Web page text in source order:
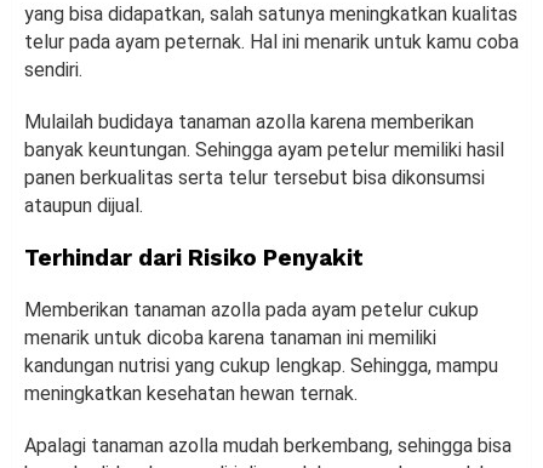
yang bisa didapatkan, salah satunya meningkatkan kualitas
telur pada ayam peternak. Hal ini menarik untuk kamu coba
sendiri.
Mulailah budidaya tanaman azolla karena memberikan
banyak keuntungan. Sehingga ayam petelur memiliki hasil
panen berkualitas serta telur tersebut bisa dikonsumsi
ataupun dijual.
Terhindar dari Risiko Penyakit
Memberikan tanaman azolla pada ayam petelur cukup
menarik untuk dicoba karena tanaman ini memiliki
kandungan nutrisi yang cukup lengkap. Sehingga, mampu
meningkatkan kesehatan hewan ternak.
Apalagi tanaman azolla mudah berkembang, sehingga bisa